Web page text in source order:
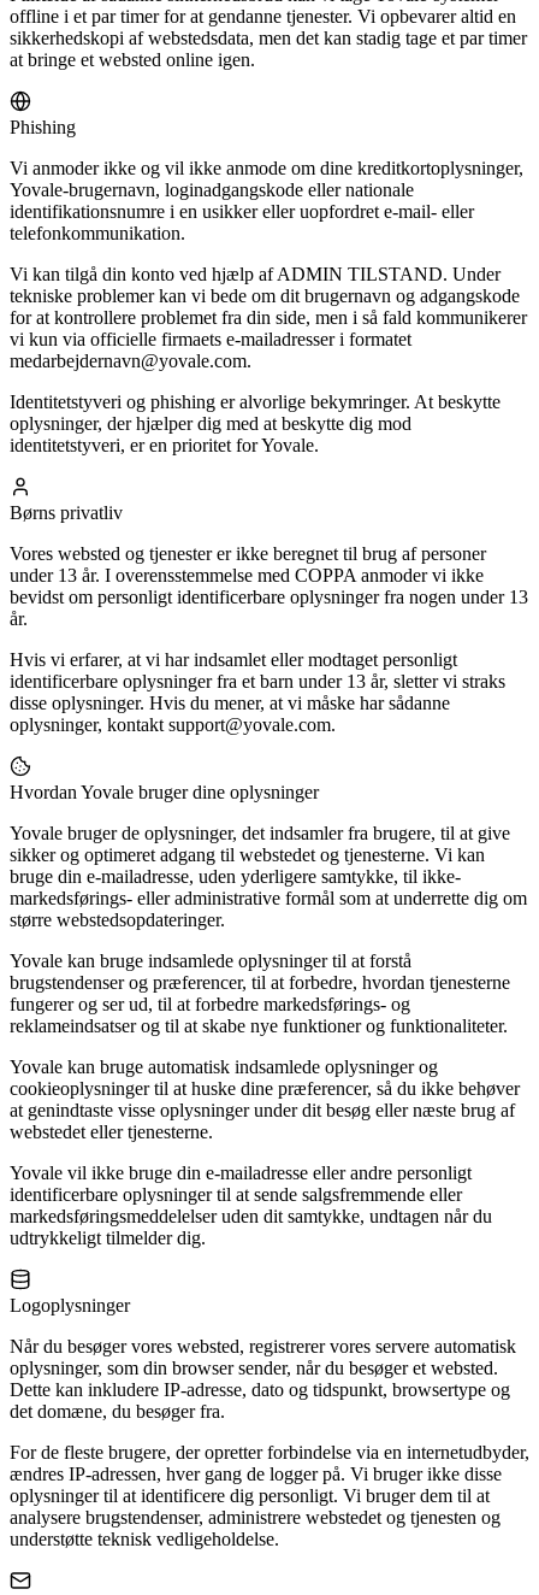
offline i et par timer for at gendanne tjenester. Vi opbevarer altid en
sikkerhedskopi af webstedsdata, men det kan stadig tage et par timer
at bringe et websted online igen.
Phishing
Vi anmoder ikke og vil ikke anmode om dine kreditkortoplysninger,
Yovale-brugernavn, loginadgangskode eller nationale
identifikationsnumre i en usikker eller uopfordret e-mail- eller
telefonkommunikation.
Vi kan tilgå din konto ved hjælp af ADMIN TILSTAND. Under
tekniske problemer kan vi bede om dit brugernavn og adgangskode
for at kontrollere problemet fra din side, men i så fald kommunikerer
vi kun via officielle firmaets e-mailadresser i formatet
medarbejdernavn@yovale.com.
Identitetstyveri og phishing er alvorlige bekymringer. At beskytte
oplysninger, der hjælper dig med at beskytte dig mod
identitetstyveri, er en prioritet for Yovale.
Børns privatliv
Vores websted og tjenester er ikke beregnet til brug af personer
under 13 år. I overensstemmelse med COPPA anmoder vi ikke
bevidst om personligt identificerbare oplysninger fra nogen under 13
år.
Hvis vi erfarer, at vi har indsamlet eller modtaget personligt
identificerbare oplysninger fra et barn under 13 år, sletter vi straks
disse oplysninger. Hvis du mener, at vi måske har sådanne
oplysninger, kontakt support@yovale.com.
Hvordan Yovale bruger dine oplysninger
Yovale bruger de oplysninger, det indsamler fra brugere, til at give
sikker og optimeret adgang til webstedet og tjenesterne. Vi kan
bruge din e-mailadresse, uden yderligere samtykke, til ikke-
markedsførings- eller administrative formål som at underrette dig om
større webstedsopdateringer.
Yovale kan bruge indsamlede oplysninger til at forstå
brugstendenser og præferencer, til at forbedre, hvordan tjenesterne
fungerer og ser ud, til at forbedre markedsførings- og
reklameindsatser og til at skabe nye funktioner og funktionaliteter.
Yovale kan bruge automatisk indsamlede oplysninger og
cookieoplysninger til at huske dine præferencer, så du ikke behøver
at genindtaste visse oplysninger under dit besøg eller næste brug af
webstedet eller tjenesterne.
Yovale vil ikke bruge din e-mailadresse eller andre personligt
identificerbare oplysninger til at sende salgsfremmende eller
markedsføringsmeddelelser uden dit samtykke, undtagen når du
udtrykkeligt tilmelder dig.
Logoplysninger
Når du besøger vores websted, registrerer vores servere automatisk
oplysninger, som din browser sender, når du besøger et websted.
Dette kan inkludere IP-adresse, dato og tidspunkt, browsertype og
det domæne, du besøger fra.
For de fleste brugere, der opretter forbindelse via en internetudbyder,
ændres IP-adressen, hver gang de logger på. Vi bruger ikke disse
oplysninger til at identificere dig personligt. Vi bruger dem til at
analysere brugstendenser, administrere webstedet og tjenesten og
understøtte teknisk vedligeholdelse.